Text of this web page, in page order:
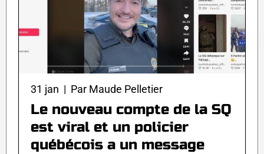
31 jan | Par Maude Pelletier
Le nouveau compte de la SQ
est viral et un policier
québécois a un message